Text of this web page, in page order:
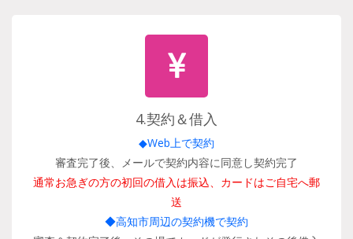
4.契約＆借入
◆Web上で契約
審査完了後、メールで契約内容に同意し契約完了
通常お急ぎの方の初回の借入は振込、カードはご自宅へ郵
送
◆高知市周辺の契約機で契約